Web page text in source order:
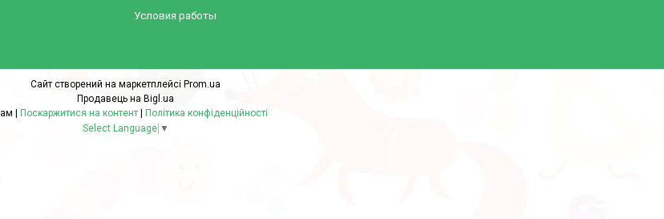
Условия работы
Сайт створений на маркетплейсі Prom.ua
Продавець на Bigl.ua
Поскаржитися на контент
Політика конфіденційності
Select Language ▼